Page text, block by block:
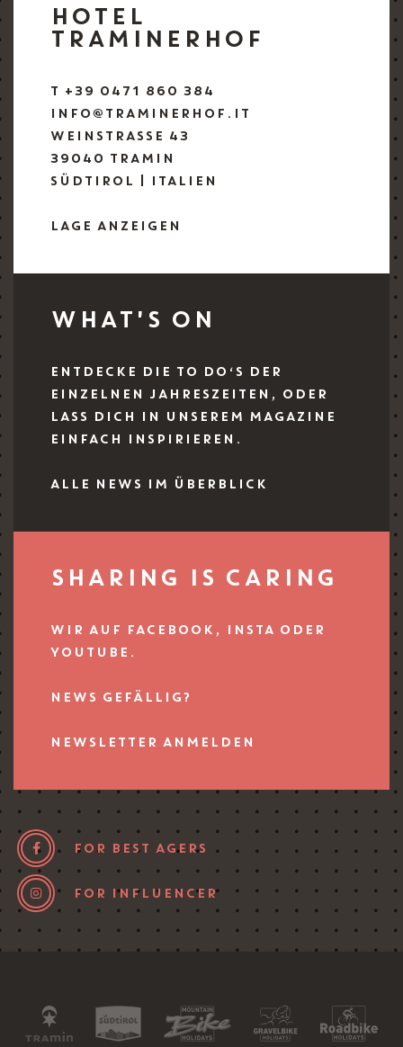
HOTEL
TRAMINERHOF
T +39 0471 860 384
INFO@TRAMINERHOF.IT
WEINSTRASSE 43
39040 TRAMIN
SÜDTIROL | ITALIEN
LAGE ANZEIGEN
WHAT'S ON
ENTDECKE DIE TO DO‘S DER
EINZELNEN JAHRESZEITEN, ODER
LASS DICH IN UNSEREM MAGAZINE
EINFACH INSPIRIEREN.
ALLE NEWS IM ÜBERBLICK
SHARING IS CARING
WIR AUF FACEBOOK, INSTA ODER
YOUTUBE.
NEWS GEFÄLLIG?
NEWSLETTER ANMELDEN
FOR BEST AGERS
FOR INFLUENCER